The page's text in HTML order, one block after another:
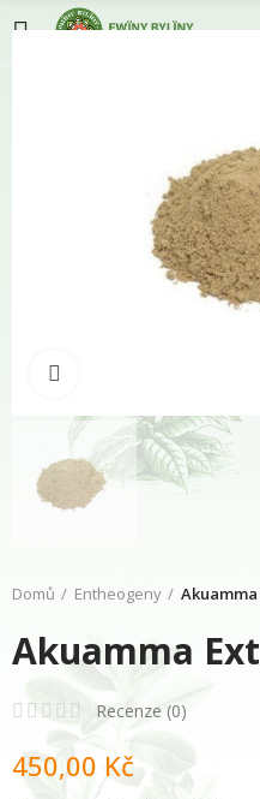
Domů Entheogeny Akuamma
Akuamma
Recenze (0)
450,00 Kč